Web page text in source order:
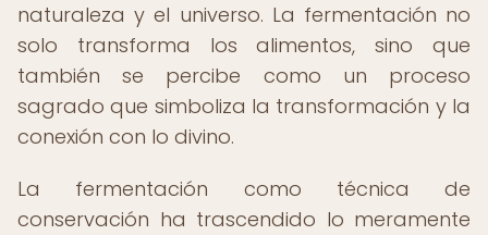
naturaleza y el universo. La fermentación no
solo transforma los alimentos, sino que
también se percibe como un proceso
sagrado que simboliza la transformación y la
conexión con lo divino.
La fermentación como técnica de
conservación ha trascendido lo meramente